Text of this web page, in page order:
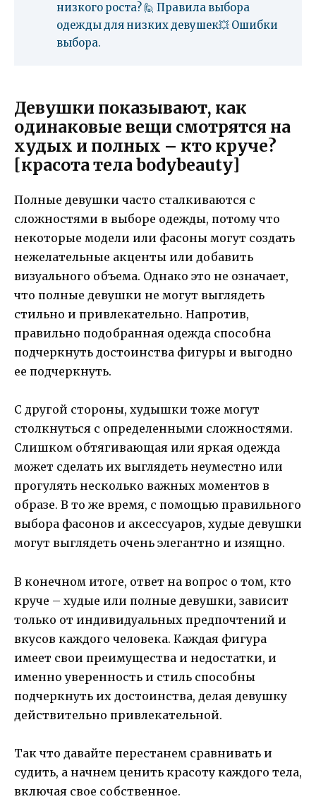
низкого роста? 🙋 Правила выбора
одежды для низких девушек💥 Ошибки
выбора.
Девушки показывают, как
одинаковые вещи смотрятся на
худых и полных – кто круче?
[красота тела bodybeauty]
Полные девушки часто сталкиваются с
сложностями в выборе одежды, потому что
некоторые модели или фасоны могут создать
нежелательные акценты или добавить
визуального объема. Однако это не означает,
что полные девушки не могут выглядеть
стильно и привлекательно. Напротив,
правильно подобранная одежда способна
подчеркнуть достоинства фигуры и выгодно
ее подчеркнуть.
С другой стороны, худышки тоже могут
столкнуться с определенными сложностями.
Слишком обтягивающая или яркая одежда
может сделать их выглядеть неуместно или
прогулять несколько важных моментов в
образе. В то же время, с помощью правильного
выбора фасонов и аксессуаров, худые девушки
могут выглядеть очень элегантно и изящно.
В конечном итоге, ответ на вопрос о том, кто
круче – худые или полные девушки, зависит
только от индивидуальных предпочтений и
вкусов каждого человека. Каждая фигура
имеет свои преимущества и недостатки, и
именно уверенность и стиль способны
подчеркнуть их достоинства, делая девушку
действительно привлекательной.
Так что давайте перестанем сравнивать и
судить, а начнем ценить красоту каждого тела,
включая свое собственное.